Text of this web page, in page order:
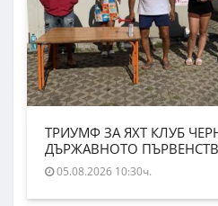
ТРИУМФ ЗА ЯХТ КЛУБ
ДЪРЖАВНОТО
05.08.2026 10:30ч.